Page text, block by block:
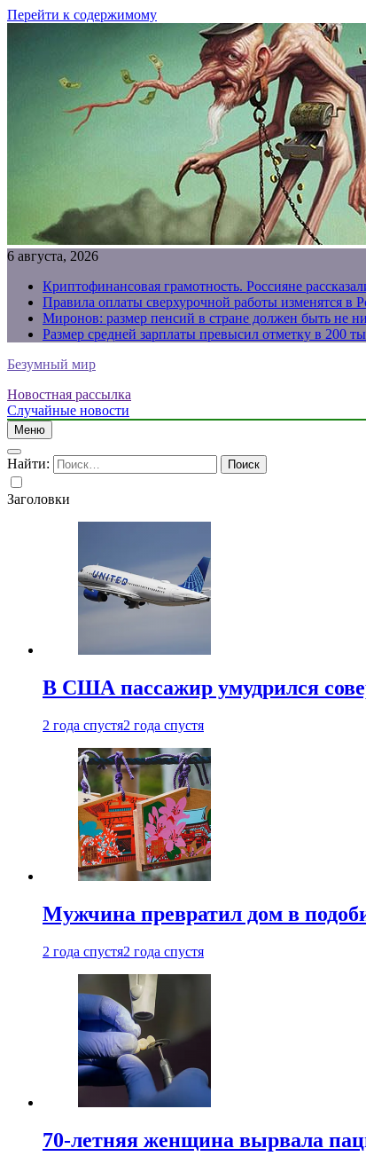
Перейти к содержимому
6 августа, 2026
Криптофинансовая грамотность. Россияне
Правила оплаты сверхурочной работы изменятся в
Миронов: размер пенсий в стране должен быть не
Размер средней зарплаты превысил отметку в 200
Безумный мир
Новостная рассылка
Случайные новости
Меню
Найти:
Заголовки
В США пассажир умудрился
2 года спустя2 года спустя
Мужчина превратил дом в
2 года спустя2 года спустя
70-летняя женщина вырвала